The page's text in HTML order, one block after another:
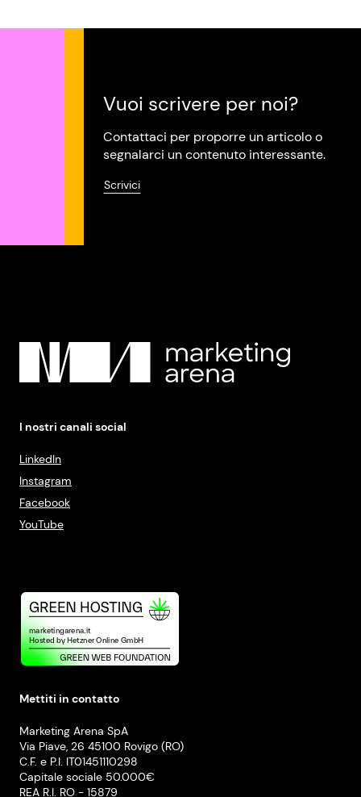
Vuoi scrivere per noi?
Contattaci per proporre un articolo o
segnalarci un contenuto interessante.
Scrivici
I nostri canali social
LinkedIn
Instagram
Facebook
YouTube
Mettiti in contatto
Marketing Arena SpA
Via Piave, 26 45100 Rovigo (RO)
C.F. e P.I. IT01451110298
Capitale sociale 50.000€
REA R.I. RO - 15879